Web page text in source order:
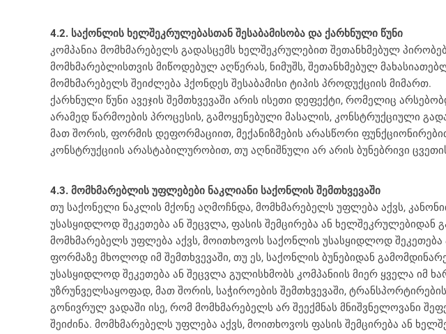
4.2. საქონლის ხელშეკრულებასთან შესაბამისობა და ქარხნული წუნი
კომპანია მომხმარებელს გადასცემს ხელშეკრულებით შეთანხმებულ
მომხმარებლისთვის მიწოდებულ აღწერას, ნიმუშს, შეთანხმებულ
მომხმარებელს შეიძლება ჰქონდეს შესაბამისი ტიპის პროდუქციის მიმართ.
ქარხნული წუნი ავეჯის შემთხვევაში არის ისეთი დეფექტი, რომელიც
არამედ წარმოების პროცესის, გამოყენებული მასალის, კონსტრუქციული
მათ შორის, ფორმის დეფორმაციით, მექანიზმების არასწორი
კონსტრუქციის არასტაბილურობით, თუ აღნიშნული არ არის ბუნებრივი
4.3. მომხმარებლის უფლებები ნაკლიანი საქონლის შემთხვევაში
თუ საქონელი ნაკლის მქონე აღმოჩნდა, მომხმარებელს უფლება აქვს,
უსასყიდლოდ შეკეთება ან შეცვლა, ფასის შემცირება ან
მომხმარებელს უფლება აქვს, მოითხოვოს საქონლის უსასყიდლოდ
ფორმაზე მხოლოდ იმ შემთხვევაში, თუ ეს, საქონლის ბუნებიდან
უსასყიდლოდ შეკეთება ან შეცვლა გულისხმობს კომპანიის მიერ ყველა იმ
უზრუნველსაყოფად, მათ შორის, საჭიროების შემთხვევაში,
გონივრულ ვადაში ისე, რომ მომხმარებელს არ შეექმნას მნიშვნელოვანი
შეიძინა. მომხმარებელს უფლება აქვს, მოითხოვოს ფასის შემცირება ან